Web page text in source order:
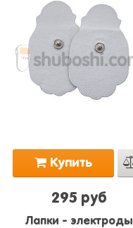
Купить
295 руб
Лапки - электроды